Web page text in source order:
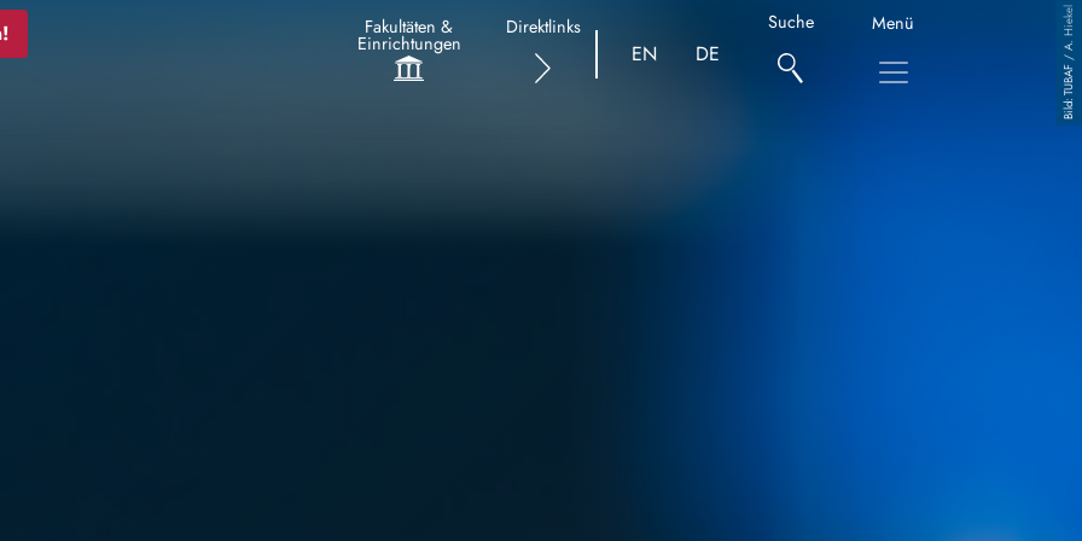
Fakultäten &
Einrichtungen
Direktlinks
EN DE
Suche Menü TUBAF / A. Hiekel